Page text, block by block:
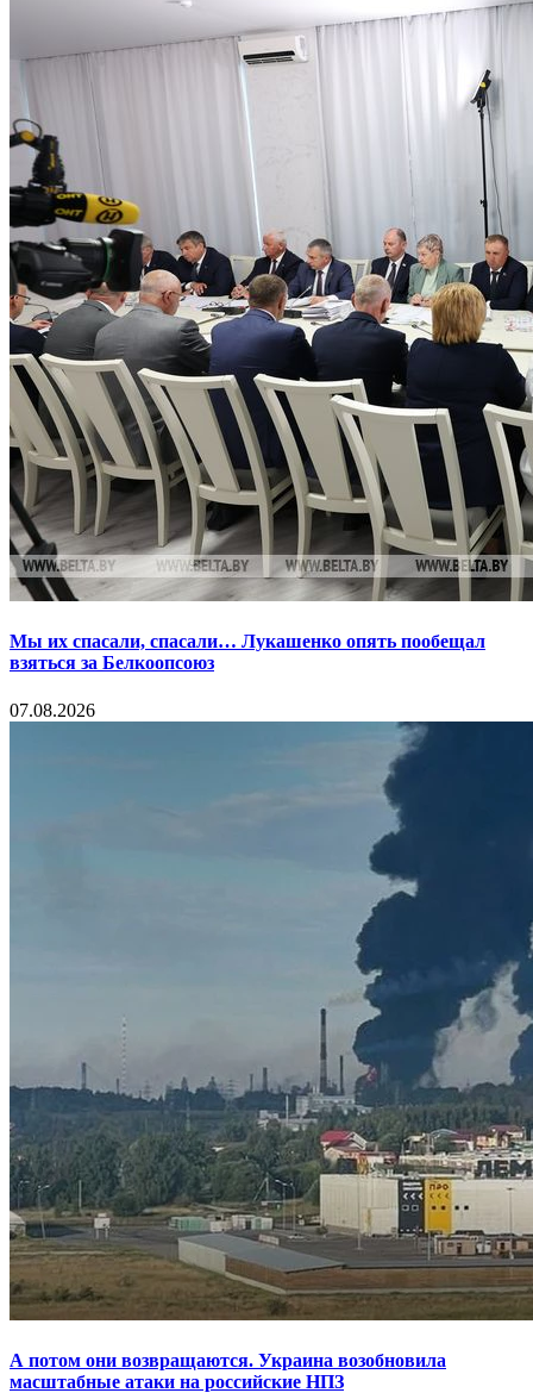
Мы их спасали, спасали… Лукашенко опять пообещал
взяться за Белкоопсоюз
07.08.2026
А потом они возвращаются. Украина возобновила
масштабные атаки на российские НПЗ